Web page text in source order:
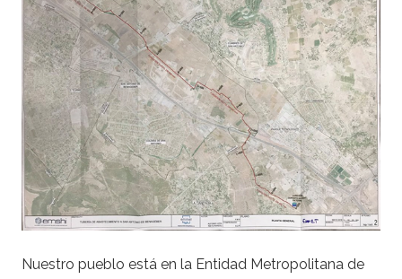
Nuestro pueblo está en la Entidad Metropolitana de